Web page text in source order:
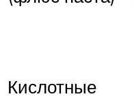
Кислотные